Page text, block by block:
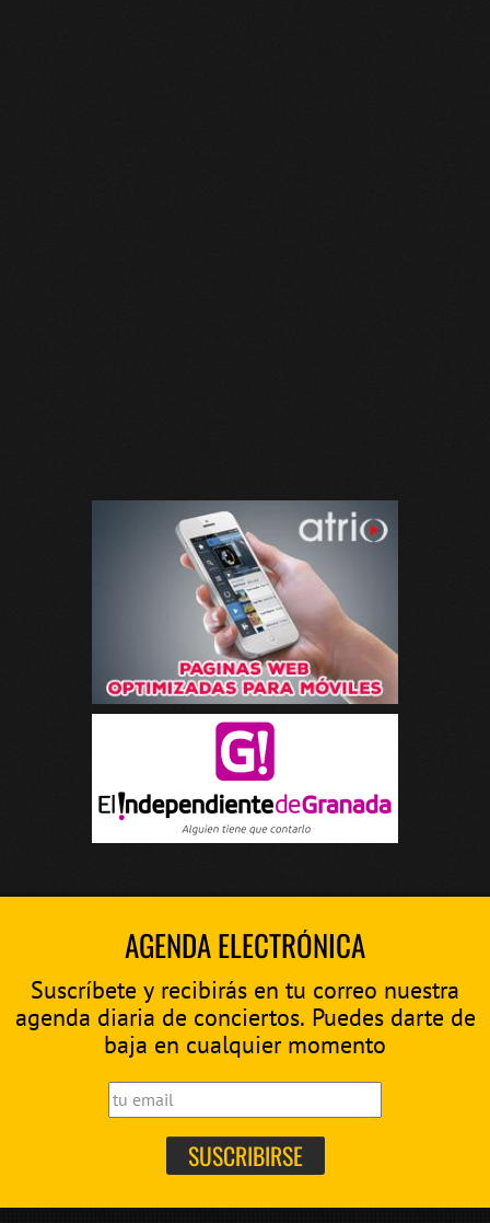
AGENDA ELECTRÓNICA
Suscríbete y recibirás en tu correo nuestra
agenda diaria de conciertos. Puedes darte de
baja en cualquier momento